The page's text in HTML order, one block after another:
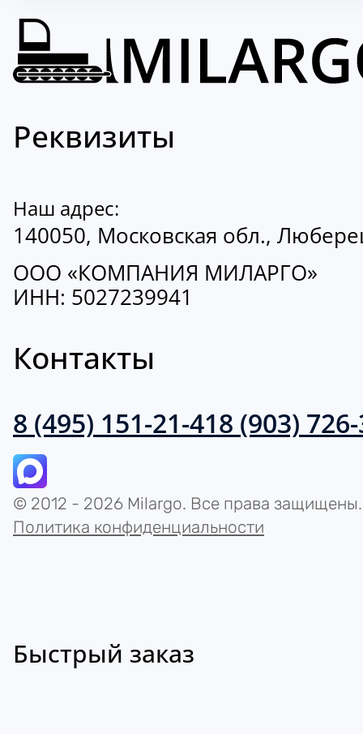
Реквизиты
Наш адрес:
140050, Московская обл.,
ООО «КОМПАНИЯ МИЛАРГО»
ИНН: 5027239941
Контакты
8 (495) 151-21-418 (903)
© 2012 - 2026 Milargo. Все права защищены.
Политика конфиденциальности
Быстрый заказ